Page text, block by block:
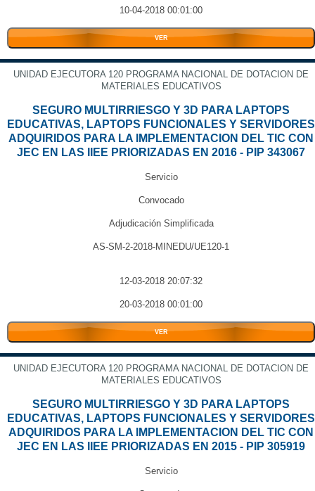
10-04-2018 00:01:00
VER
UNIDAD EJECUTORA 120 PROGRAMA NACIONAL DE DOTACION DE
MATERIALES EDUCATIVOS
SEGURO MULTIRRIESGO Y 3D PARA LAPTOPS
EDUCATIVAS, LAPTOPS FUNCIONALES Y SERVIDORES
ADQUIRIDOS PARA LA IMPLEMENTACION DEL TIC CON
JEC EN LAS IIEE PRIORIZADAS EN 2016 - PIP 343067
Servicio
Convocado
Adjudicación Simplificada
AS-SM-2-2018-MINEDU/UE120-1
12-03-2018 20:07:32
20-03-2018 00:01:00
VER
UNIDAD EJECUTORA 120 PROGRAMA NACIONAL DE DOTACION DE
MATERIALES EDUCATIVOS
SEGURO MULTIRRIESGO Y 3D PARA LAPTOPS
EDUCATIVAS, LAPTOPS FUNCIONALES Y SERVIDORES
ADQUIRIDOS PARA LA IMPLEMENTACION DEL TIC CON
JEC EN LAS IIEE PRIORIZADAS EN 2015 - PIP 305919
Servicio